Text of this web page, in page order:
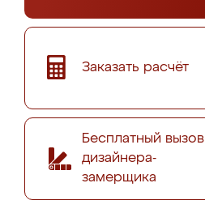
Заказать расчёт
Бесплатный вызов
дизайнера-
замерщика